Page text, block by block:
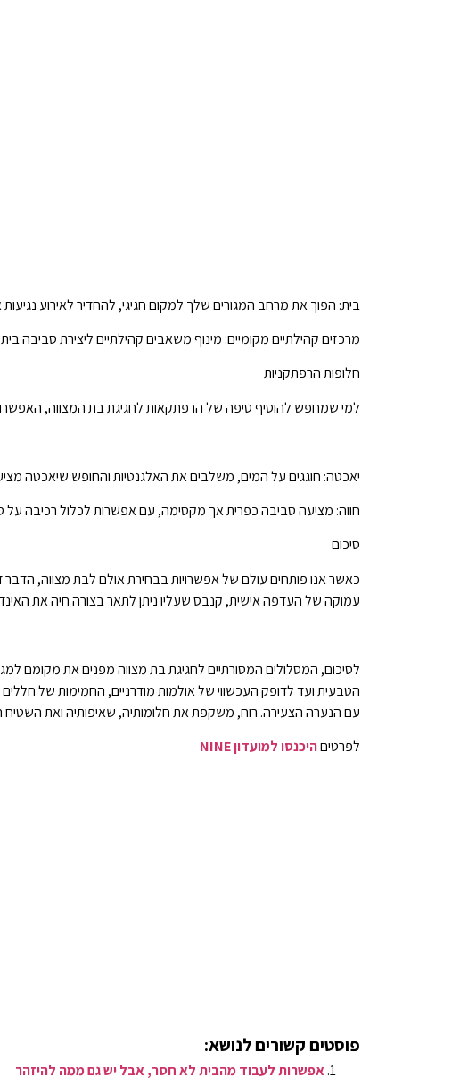
בית: הפוך את מרחב המגורים שלך למקום חגיגי, להחדיר לאירוע
מרכזים קהילתיים מקומיים: מינוף משאבים קהילתיים ליצירת סביבה
חלופות הרפתקניות
למי שמחפש להוסיף טיפה של הרפתקאות לחגיגת בת המצווה,
יאכטה: חוגגים על המים, משלבים את האלגנטיות והחופש שיאכטה
חווה: מציעה סביבה כפרית אך מקסימה, עם אפשרות לכלול רכיבה על
סיכום
כאשר אנו פותחים עולם של אפשרויות בבחירת אולם לבת מצווה, הדבר
עמוקה של העדפה אישית, קנבס שעליו ניתן לתאר בצורה חיה את
לסיכום, המסלולים המסורתיים לחגיגת בת מצווה מפנים את מקומם
הטבעית ועד לדופק העכשווי של אולמות מודרניים, החמימות של
עם הנערה הצעירה. רוח, משקפת את חלומותיה, שאיפותיה ואת
לפרטיםהיכנסו למועדון NINE
פוסטים קשורים לנושא:
אפשרות לעבוד מהבית לא חסר, אבל יש גם ממה להיזהר